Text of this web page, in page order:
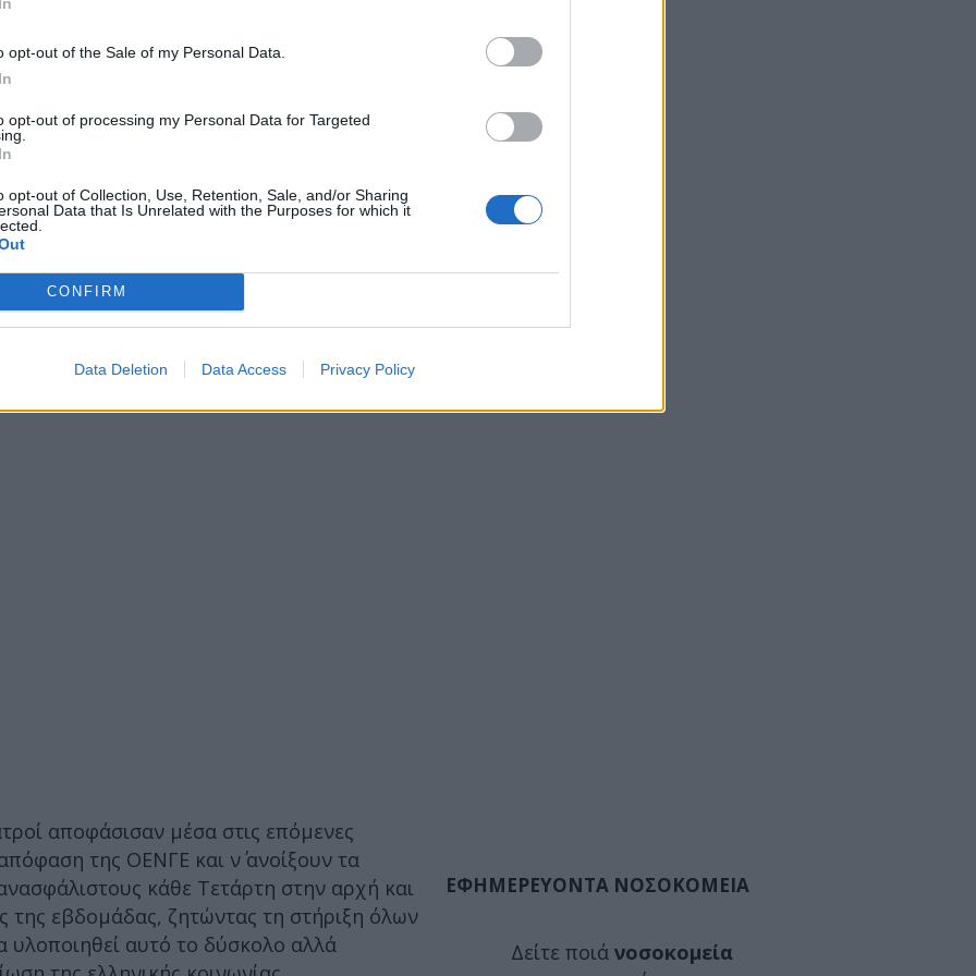
opt-out of the Sale of my Personal Data.
opt-out of processing my Personal Data for Targeted
opt-out of Collection, Use, Retention, Sale, and/or Sharing
Data that Is Unrelated with the Purposes for which it
CONFIRM
Data Deletion Data Access Privacy Policy
η κίνηση αυτή είναι μια προσπάθεια να
στους φτωχούς και αδύναμους
αναγκάζουν σε αυτοσχέδιες κατ΄ οίκον
εγκόσμια”.
αποφάσισαν μέσα στις επόμενες
της ΟΕΝΓΕ και ν΄ ανοίξουν τα
κάθε Τετάρτη στην αρχή και
της εβδομάδας, ζητώντας τη στήριξη όλων
αυτό το δύσκολο αλλά
ΕΦΗΜΕΡΕΥΟΝΤΑ ΝΟΣΟΚΟΜΕΙΑ
Δείτε ποιά νοσοκομεία